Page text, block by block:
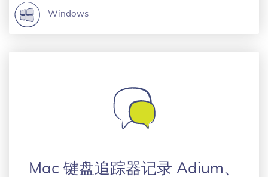
Windows
Mac 键盘追踪器记录 Adium、